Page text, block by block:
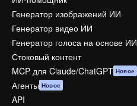
Генератор изображений ИИ
Генератор видео ИИ
Генератор голоса на основе ИИ
Стоковый контент
MCP для Claude/ChatGPT Новое
Агенты Новое
API